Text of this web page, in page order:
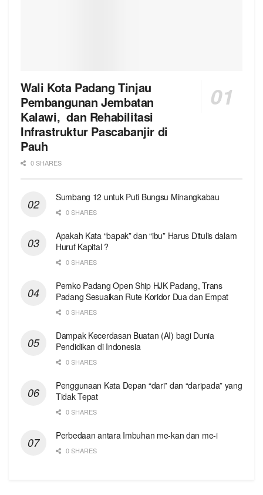
Wali Kota Padang Tinjau
Pembangunan Jembatan
Kalawi, dan Rehabilitasi
Infrastruktur Pascabanjir di
Pauh
0 SHARES
Sumbang 12 untuk Puti Bungsu Minangkabau
0 SHARES
Apakah Kata “bapak” dan “ibu” Harus Ditulis dalam
Huruf Kapital ?
0 SHARES
Pemko Padang Open Ship HJK Padang, Trans
Padang Sesuaikan Rute Koridor Dua dan Empat
0 SHARES
Dampak Kecerdasan Buatan (AI) bagi Dunia
Pendidikan di Indonesia
0 SHARES
Penggunaan Kata Depan “dari” dan “daripada” yang
Tidak Tepat
0 SHARES
Perbedaan antara Imbuhan me-kan dan me-i
0 SHARES